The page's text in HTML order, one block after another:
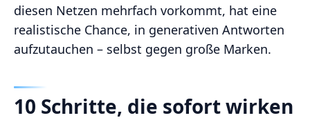
diesen Netzen mehrfach vorkommt, hat eine
realistische Chance, in generativen Antworten
aufzutauchen – selbst gegen große Marken.
10 Schritte, die sofort wirken